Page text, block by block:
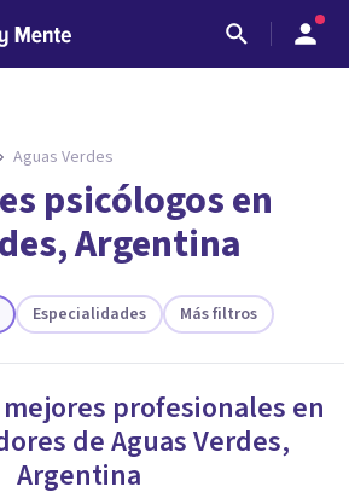
para encontrar el
preguntas y te ofreceremos
Aguas Verdes
psicólogos en
Argentina
Especialidades Más filtros
profesionales en
deAguas Verdes,
Argentina